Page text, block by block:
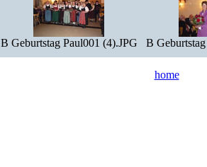
B Geburtstag Paul001 (4).JPG B
home